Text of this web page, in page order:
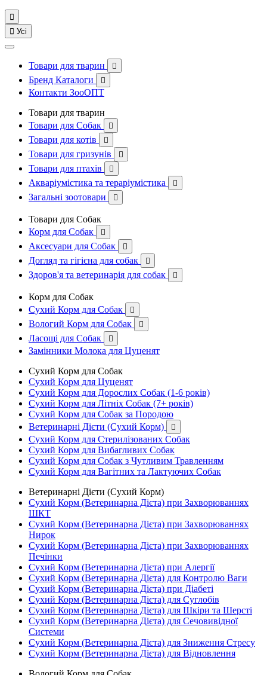

 Усі
Товари для тварин 
Бренд Каталоги 
Контакти ЗооОПТ
Товари для тварин
Товари для Собак

Товари для котів 
Товари для гризунів 
Товари для птахів 
Акваріумістика та тераріумістика 
Загальні зоотовари 
Товари для Собак
Корм для Собак

Аксесуари для Собак 
Догляд та гігієна для собак 
Здоров'я та ветеринарія для собак 
Корм для Собак
Сухий Корм для Собак

Вологий Корм для Собак 
Ласощі для Собак 
Замінники Молока для Цуценят
Сухий Корм для Собак
Сухий Корм для Цуценят
Сухий Корм для Дорослих Собак (1-6 років)
Сухий Корм для Літніх Собак (7+ років)
Сухий Корм для Собак за Породою
Ветеринарні Дієти (Сухий Корм)

Сухий Корм для Стерилізованих Собак
Сухий Корм для Вибагливих Собак
Сухий Корм для Собак з Чутливим Травленням
Сухий Корм для Вагітних та Лактуючих Собак
Ветеринарні Дієти (Сухий Корм)
Сухий Корм (Ветеринарна Дієта) при Захворюваннях
ШКТ
Сухий Корм (Ветеринарна Дієта) при Захворюваннях
Нирок
Сухий Корм (Ветеринарна Дієта) при Захворюваннях
Печінки
Сухий Корм (Ветеринарна Дієта) при Алергії
Сухий Корм (Ветеринарна Дієта) для Контролю Ваги
Сухий Корм (Ветеринарна Дієта) при Діабеті
Сухий Корм (Ветеринарна Дієта) для Суглобів
Сухий Корм (Ветеринарна Дієта) для Шкіри та Шерсті
Сухий Корм (Ветеринарна Дієта) для Сечовивідної
Системи
Сухий Корм (Ветеринарна Дієта) для Зниження Стресу
Сухий Корм (Ветеринарна Дієта) для Відновлення